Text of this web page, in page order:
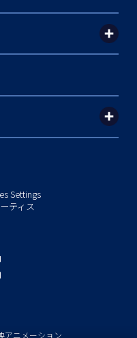
Settings
ティス
アニメーション